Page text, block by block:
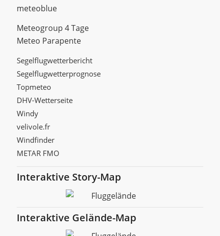
meteoblue
Meteogroup 4 Tage
Meteo Parapente
Segelflugwetterbericht
Segelflugwetterprognose
Topmeteo
DHV-Wetterseite
Windy
velivole.fr
Windfinder
METAR FMO
Interaktive Story-Map
Interaktive Gelände-Map